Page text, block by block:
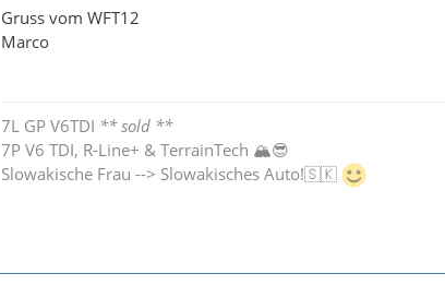
Gruss vom WFT12
Marco
7L GP V6TDI ** sold **
7P V6 TDI, R-Line+ & TerrainTech 🏔😎
Slowakische Frau --> Slowakisches Auto!🇸🇰